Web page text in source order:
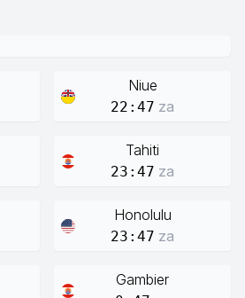
Niue
22:47 za
Tahiti
23:47 za
Honolulu
23:47 za
Gambier